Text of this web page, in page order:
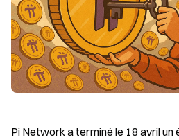
Pi Network a terminé le 18 avril un